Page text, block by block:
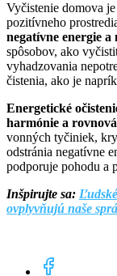
Vyčistenie domova
pozitívneho
negatívne energie
spôsobov, ako
vyhadzovania
čistenia, ako je
Energetické
harmónie a
vonných tyčiniek,
odstránia negatívne
podporuje pohodu a
Inšpirujte sa:
ovplyvňujú naše